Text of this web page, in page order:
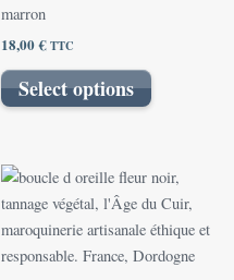
marron
18,00€TTC
Select options